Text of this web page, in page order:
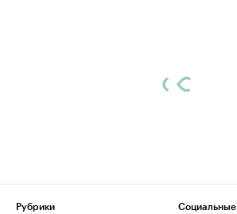
Рубрики
Социальные